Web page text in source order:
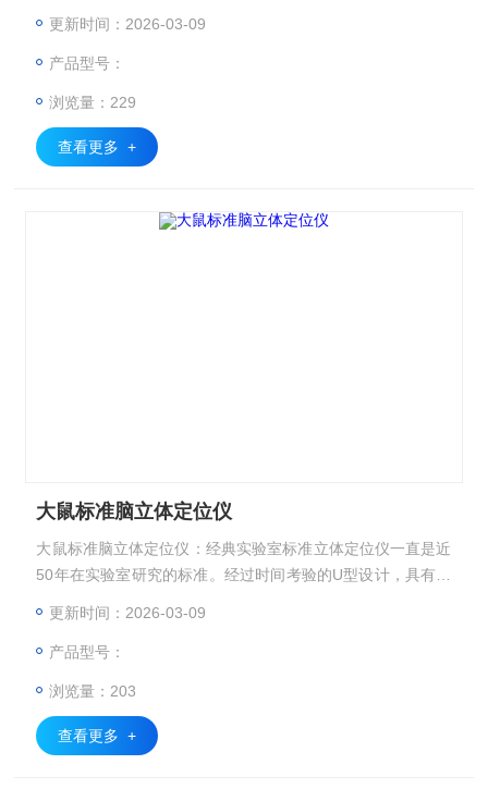
更新时间：2026-03-09
产品型号：
浏览量：229
查看更多 +
大鼠标准脑立体定位仪
大鼠标准脑立体定位仪：经典实验室标准立体定位仪一直是近
50年在实验室研究的标准。经过时间考验的U型设计，具有高
更新时间：2026-03-09
产品型号：
浏览量：203
查看更多 +